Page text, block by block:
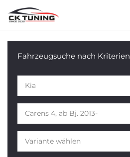
Fahrzeugsuche nach Kriterien
Kia
Carens 4, ab Bj. 2013-
Variante wählen